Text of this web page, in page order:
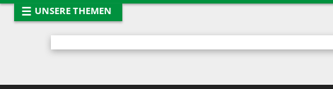
Startseite
☰ UNSERE THEMEN